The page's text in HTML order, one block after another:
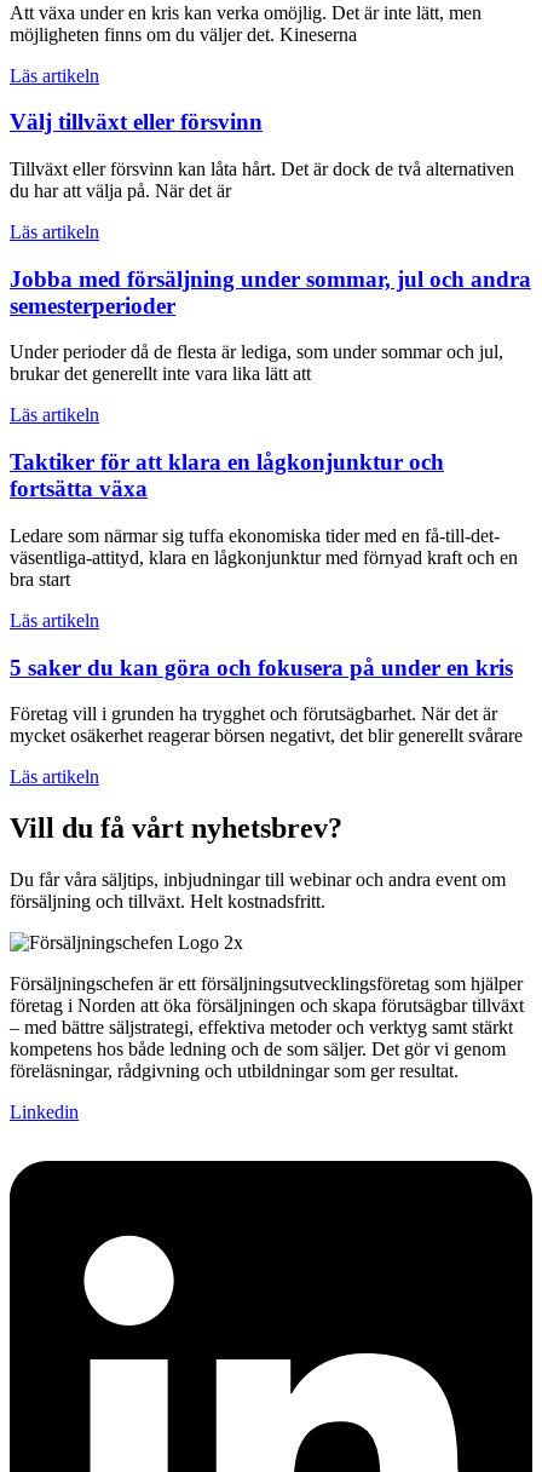
Att växa under en kris kan verka omöjlig. Det är inte lätt, men
möjligheten finns om du väljer det. Kineserna
Läs artikeln
Välj tillväxt eller försvinn
Tillväxt eller försvinn kan låta hårt. Det är dock de två alternativen
du har att välja på. När det är
Läs artikeln
Jobba med försäljning under sommar, jul och andra
semesterperioder
Under perioder då de flesta är lediga, som under sommar och jul,
brukar det generellt inte vara lika lätt att
Läs artikeln
Taktiker för att klara en lågkonjunktur och
fortsätta växa
Ledare som närmar sig tuffa ekonomiska tider med en få-till-det-
väsentliga-attityd, klara en lågkonjunktur med förnyad kraft och en
bra start
Läs artikeln
5 saker du kan göra och fokusera på under en kris
Företag vill i grunden ha trygghet och förutsägbarhet. När det är
mycket osäkerhet reagerar börsen negativt, det blir generellt svårare
Läs artikeln
Vill du få vårt nyhetsbrev?
Du får våra säljtips, inbjudningar till webinar och andra event om
försäljning och tillväxt. Helt kostnadsfritt.
Försäljningschefen är ett försäljningsutvecklingsföretag som hjälper
företag i Norden att öka försäljningen och skapa förutsägbar tillväxt
– med bättre säljstrategi, effektiva metoder och verktyg samt stärkt
kompetens hos både ledning och de som säljer. Det gör vi genom
föreläsningar, rådgivning och utbildningar som ger resultat.
Linkedin